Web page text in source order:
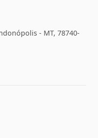
- MT, 78740-